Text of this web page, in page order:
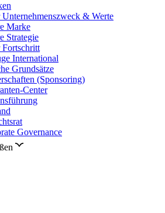
Unternehmenszweck & Werte
Marke
Strategie
Fortschritt
International
Grundsätze
(Sponsoring)
Center
Governance